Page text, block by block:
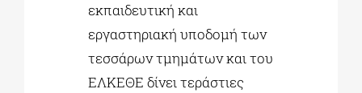
εκπαιδευτική και
εργαστηριακή υποδομή των
τεσσάρων τμημάτων και του
ΕΛΚΕΘΕ δίνει τεράστιες